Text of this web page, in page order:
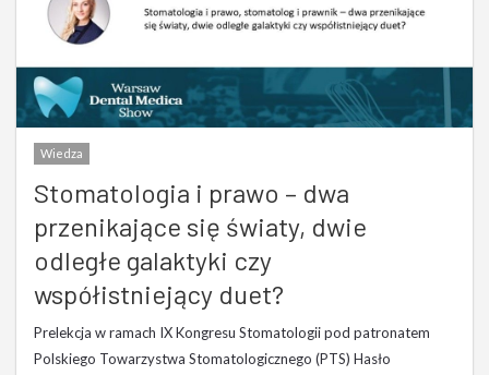
Wiedza
Stomatologia i prawo – dwa
przenikające się światy, dwie
odległe galaktyki czy
współistniejący duet?
Prelekcja w ramach IX Kongresu Stomatologii pod patronatem
Polskiego Towarzystwa Stomatologicznego (PTS) Hasło